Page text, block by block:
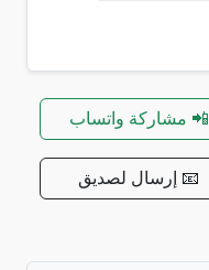
📲 مشاركة واتساب
📧 إرسال لصديق